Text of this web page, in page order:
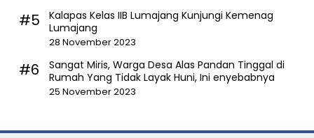
#5
Kalapas Kelas IIB Lumajang Kunjungi Kemenag
Lumajang
28 November 2023
#6
Sangat Miris, Warga Desa Alas Pandan Tinggal di
Rumah Yang Tidak Layak Huni, Ini enyebabnya
25 November 2023